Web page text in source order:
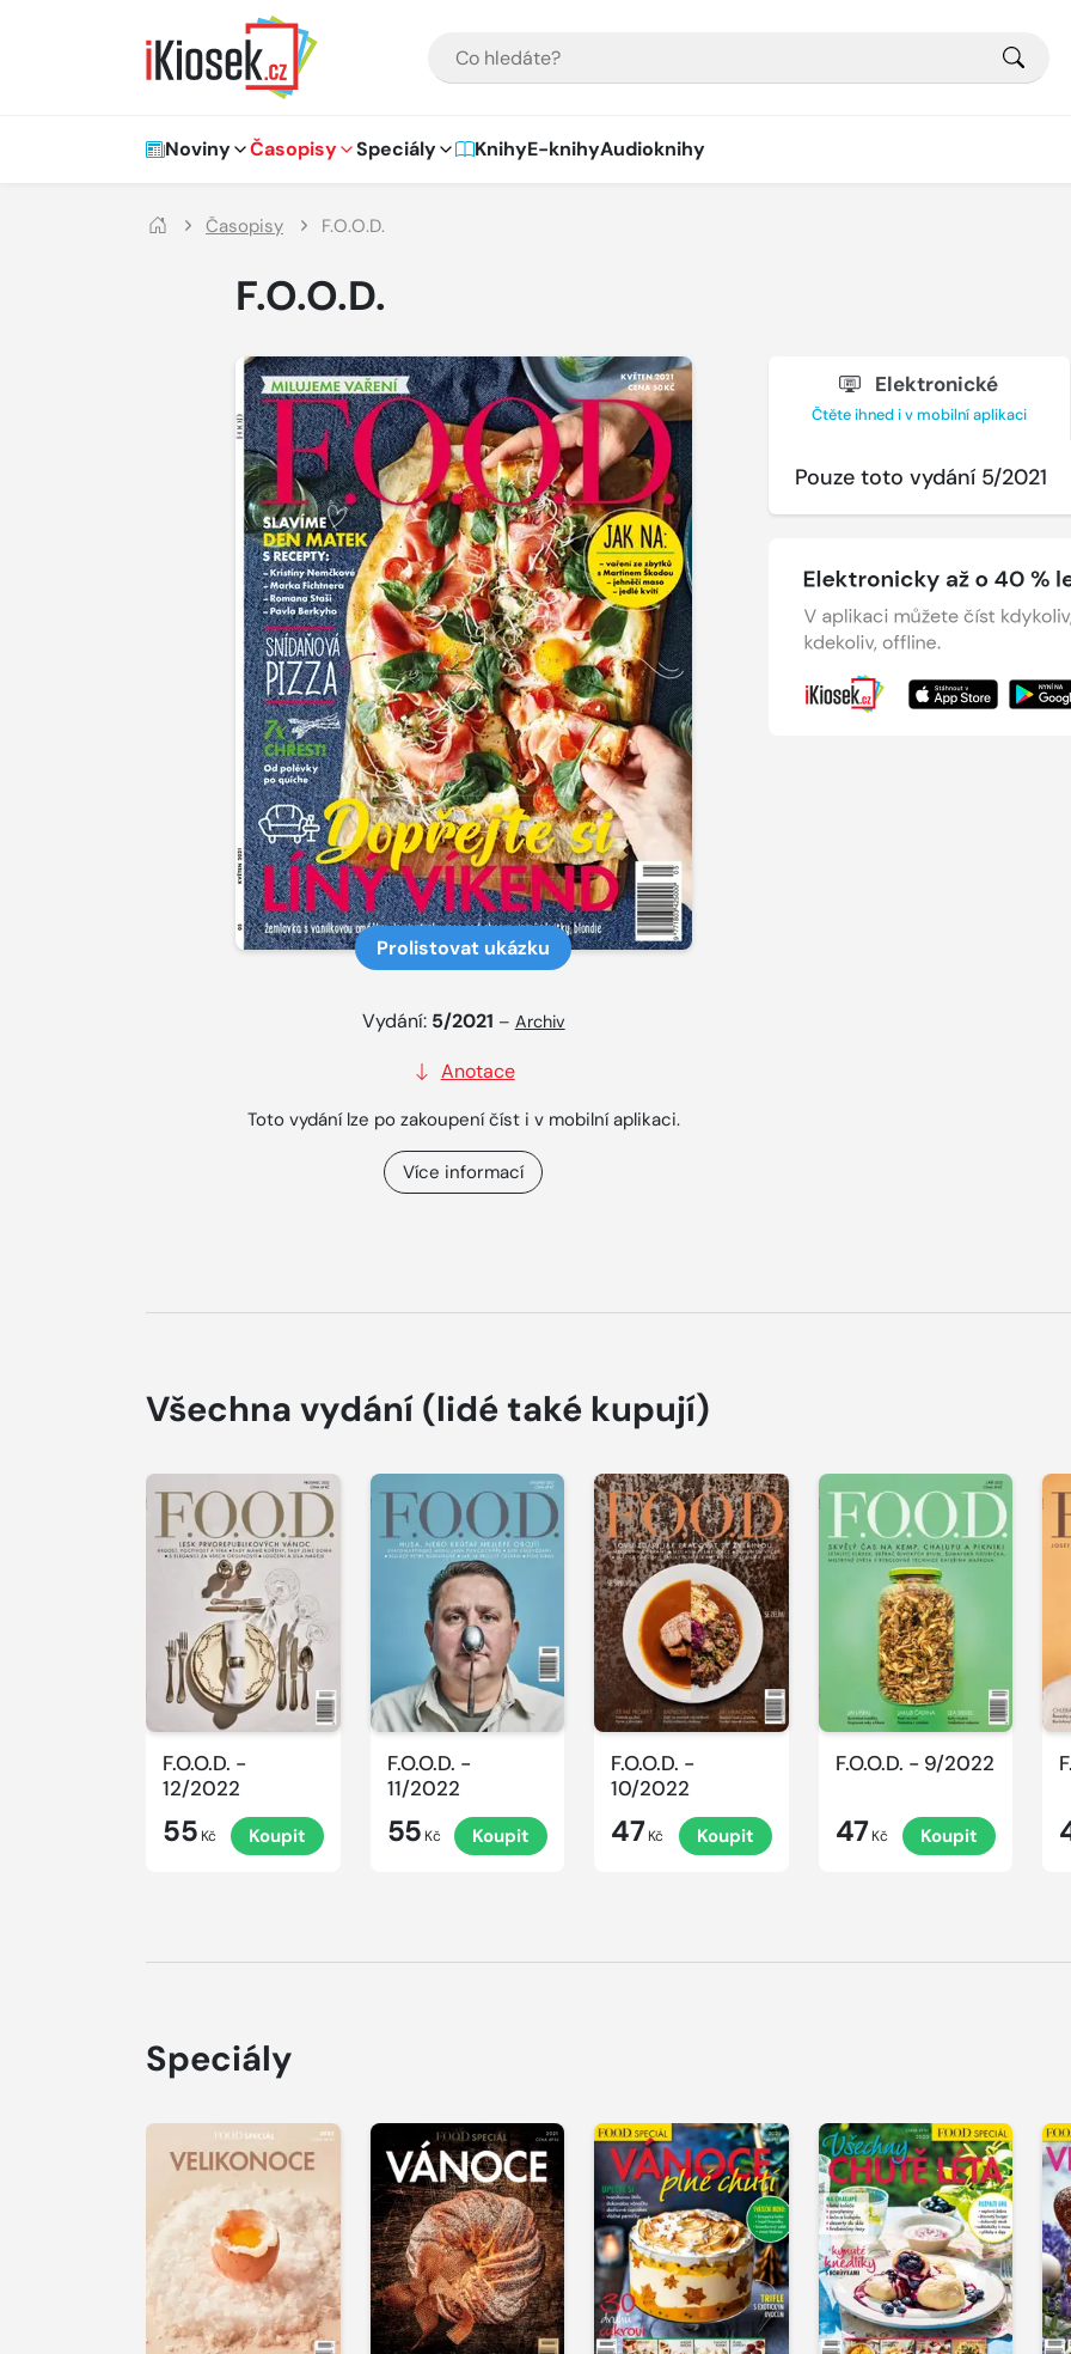
Hlavní navigace
Noviny Časopisy Speciály KnihyE-knihyAudioknihy
Časopisy F.O.O.D.
F.O.O.D.
Prolistovat ukázku
Vydání: 5/2021 – Archiv
Anotace
Toto vydání lze po zakoupení číst i v mobilní aplikaci.
Více informací
Elektronické
Čtěte ihned i v mobilní aplikaci
Pouze toto vydání 5/2021
Všechna vydání (lidé také kupují)
F.O.O.D. -
12/2022
55 Kč Koupit
F.O.O.D. -
11/2022
55 Kč Koupit
F.O.O.D. -
10/2022
47 Kč Koupit
F.O.O.D. - 9/2022
47 Kč Koupit
Speciály